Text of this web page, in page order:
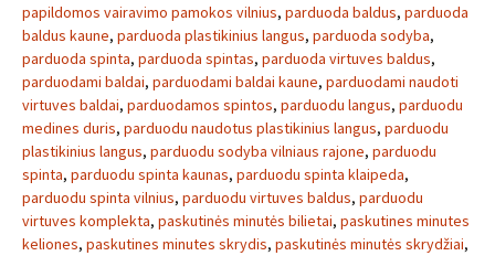
papildomos vairavimo pamokos vilnius, parduoda baldus, parduoda
baldus kaune, parduoda plastikinius langus, parduoda sodyba,
parduoda spinta, parduoda spintas, parduoda virtuves baldus,
parduodami baldai, parduodami baldai kaune, parduodami naudoti
virtuves baldai, parduodamos spintos, parduodu langus, parduodu
medines duris, parduodu naudotus plastikinius langus, parduodu
plastikinius langus, parduodu sodyba vilniaus rajone, parduodu
spinta, parduodu spinta kaunas, parduodu spinta klaipeda,
parduodu spinta vilnius, parduodu virtuves baldus, parduodu
virtuves komplekta, paskutinės minutės bilietai, paskutines minutes
keliones, paskutines minutes skrydis, paskutinės minutės skrydžiai,